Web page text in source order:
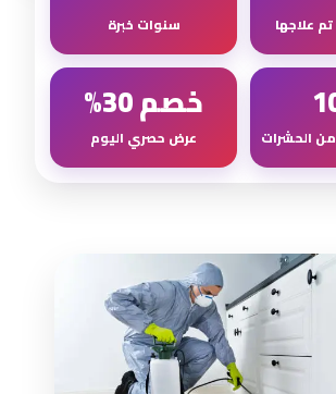
علاجها سنوات خبرة
الحشرات
خصم 30%
عرض حصري اليوم